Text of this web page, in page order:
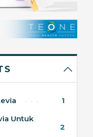
1
Untuk
2